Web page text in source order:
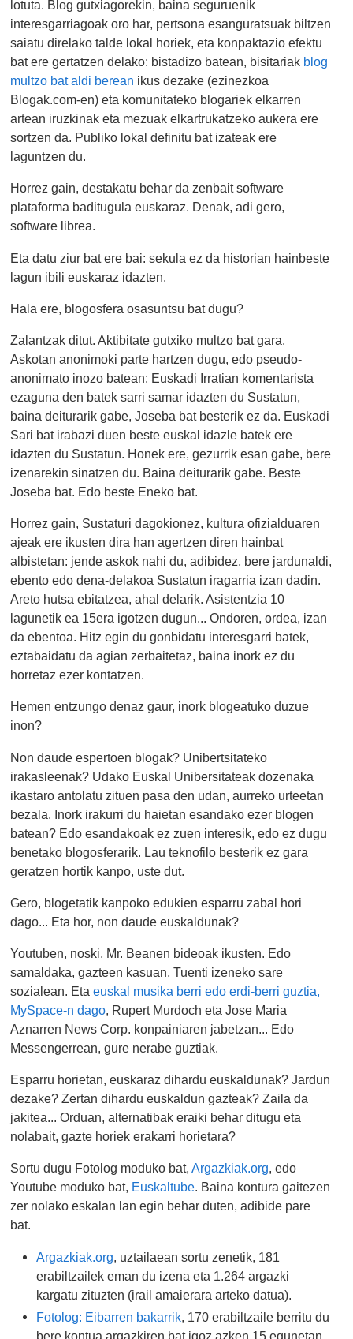
lotuta. Blog gutxiagorekin, baina seguruenik
interesgarriagoak oro har, pertsona esanguratsuak biltzen
saiatu direlako talde lokal horiek, eta konpaktazio efektu
bat ere gertatzen delako: bistadizo batean, bisitariak blog
multzo bat aldi berean ikus dezake (ezinezkoa
Blogak.com-en) eta komunitateko blogariek elkarren
artean iruzkinak eta mezuak elkartrukatzeko aukera ere
sortzen da. Publiko lokal definitu bat izateak ere
laguntzen du.
Horrez gain, destakatu behar da zenbait software
plataforma baditugula euskaraz. Denak, adi gero,
software librea.
Eta datu ziur bat ere bai: sekula ez da historian hainbeste
lagun ibili euskaraz idazten.
Hala ere, blogosfera osasuntsu bat dugu?
Zalantzak ditut. Aktibitate gutxiko multzo bat gara.
Askotan anonimoki parte hartzen dugu, edo pseudo-
anonimato inozo batean: Euskadi Irratian komentarista
ezaguna den batek sarri samar idazten du Sustatun,
baina deiturarik gabe, Joseba bat besterik ez da. Euskadi
Sari bat irabazi duen beste euskal idazle batek ere
idazten du Sustatun. Honek ere, gezurrik esan gabe, bere
izenarekin sinatzen du. Baina deiturarik gabe. Beste
Joseba bat. Edo beste Eneko bat.
Horrez gain, Sustaturi dagokionez, kultura ofizialduaren
ajeak ere ikusten dira han agertzen diren hainbat
albistetan: jende askok nahi du, adibidez, bere jardunaldi,
ebento edo dena-delakoa Sustatun iragarria izan dadin.
Areto hutsa ebitatzea, ahal delarik. Asistentzia 10
lagunetik ea 15era igotzen dugun... Ondoren, ordea, izan
da ebentoa. Hitz egin du gonbidatu interesgarri batek,
eztabaidatu da agian zerbaitetaz, baina inork ez du
horretaz ezer kontatzen.
Hemen entzungo denaz gaur, inork blogeatuko duzue
inon?
Non daude espertoen blogak? Unibertsitateko
irakasleenak? Udako Euskal Unibersitateak dozenaka
ikastaro antolatu zituen pasa den udan, aurreko urteetan
bezala. Inork irakurri du haietan esandako ezer blogen
batean? Edo esandakoak ez zuen interesik, edo ez dugu
benetako blogosferarik. Lau teknofilo besterik ez gara
geratzen hortik kanpo, uste dut.
Gero, blogetatik kanpoko edukien esparru zabal hori
dago... Eta hor, non daude euskaldunak?
Youtuben, noski, Mr. Beanen bideoak ikusten. Edo
samaldaka, gazteen kasuan, Tuenti izeneko sare
sozialean. Etaeuskal musika berri edo erdi-berri guztia,
MySpace-n dago, Rupert Murdoch eta Jose Maria
Aznarren News Corp. konpainiaren jabetzan... Edo
Messengerrean, gure nerabe guztiak.
Esparru horietan, euskaraz dihardu euskaldunak? Jardun
dezake? Zertan dihardu euskaldun gazteak? Zaila da
jakitea... Orduan, alternatibak eraiki behar ditugu eta
nolabait, gazte horiek erakarri horietara?
Sortu dugu Fotolog moduko bat,Argazkiak.org, edo
Youtube moduko bat, Euskaltube. Baina kontura gaitezen
zer nolako eskalan lan egin behar duten, adibide pare
bat.
Argazkiak.org , uztailaean sortu zenetik, 181
erabiltzailek eman du izena eta 1.264 argazki
kargatu zituzten (irail amaierara arteko datua).
Fotolog: Eibarren bakarrik, 170 erabiltzaile berritu du
bere kontua argazkiren bat igoz azken 15 egunetan